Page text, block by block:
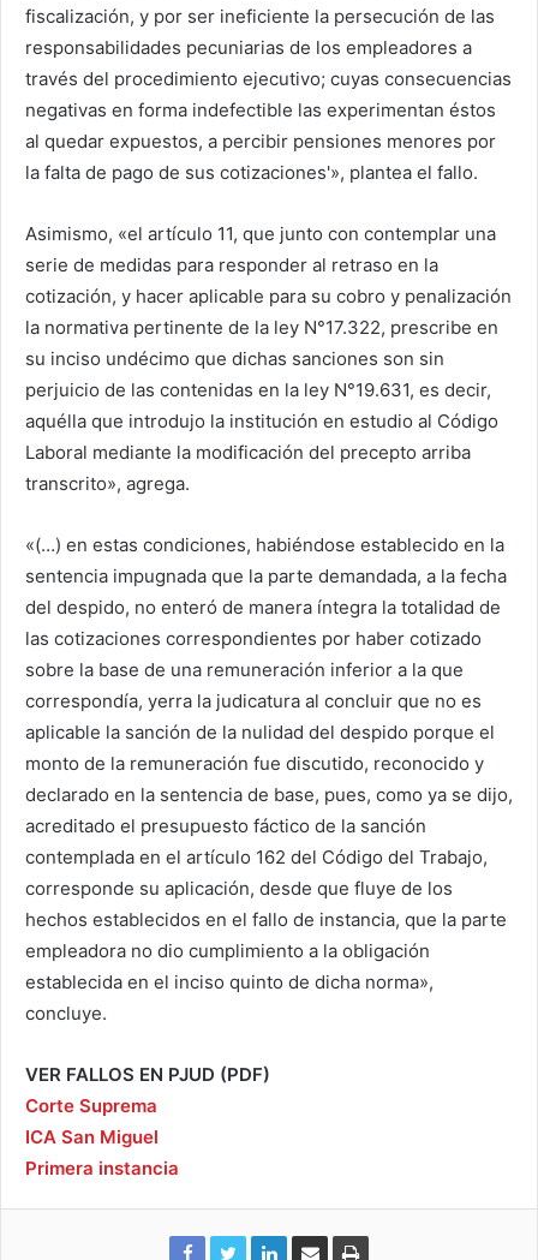
fiscalización, y por ser ineficiente la persecución de las
responsabilidades pecuniarias de los empleadores a
través del procedimiento ejecutivo; cuyas consecuencias
negativas en forma indefectible las experimentan éstos
al quedar expuestos, a percibir pensiones menores por
la falta de pago de sus cotizaciones'», plantea el fallo.
Asimismo, «el artículo 11, que junto con contemplar una
serie de medidas para responder al retraso en la
cotización, y hacer aplicable para su cobro y penalización
la normativa pertinente de la ley N°17.322, prescribe en
su inciso undécimo que dichas sanciones son sin
perjuicio de las contenidas en la ley N°19.631, es decir,
aquélla que introdujo la institución en estudio al Código
Laboral mediante la modificación del precepto arriba
transcrito», agrega.
«(…) en estas condiciones, habiéndose establecido en la
sentencia impugnada que la parte demandada, a la fecha
del despido, no enteró de manera íntegra la totalidad de
las cotizaciones correspondientes por haber cotizado
sobre la base de una remuneración inferior a la que
correspondía, yerra la judicatura al concluir que no es
aplicable la sanción de la nulidad del despido porque el
monto de la remuneración fue discutido, reconocido y
declarado en la sentencia de base, pues, como ya se dijo,
acreditado el presupuesto fáctico de la sanción
contemplada en el artículo 162 del Código del Trabajo,
corresponde su aplicación, desde que fluye de los
hechos establecidos en el fallo de instancia, que la parte
empleadora no dio cumplimiento a la obligación
establecida en el inciso quinto de dicha norma»,
concluye.
VER FALLOS EN PJUD (PDF)
Corte Suprema
ICA San Miguel
Primera instancia